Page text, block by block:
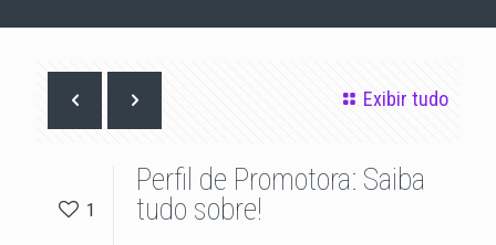
Exibir tudo
1
Perfil de Promotora: Saiba
tudo sobre!